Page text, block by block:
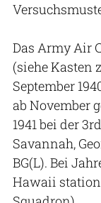
Das Army Air
(siehe Kasten
September
ab November
1941 bei der
Savannah,
BG(L). Bei
Hawaii